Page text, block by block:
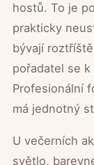
hostů. To je
prakticky
bývají
pořadatel se
Profesionální
má jednotný
U večerních
světlo,